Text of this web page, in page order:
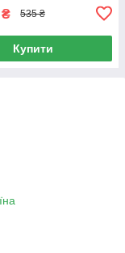
₴ 535 ₴
Купити